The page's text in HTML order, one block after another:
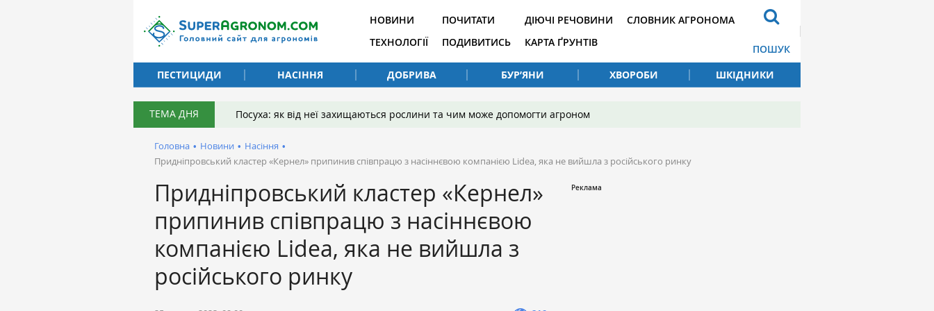
НОВИНИ
ТЕХНОЛОГІЇ
ПОЧИТАТИ
ПОДИВИТИСЬ
ДІЮЧІ РЕЧОВИНИ
КАРТА ҐРУНТІВ
СЛОВНИК АГРОНОМА
ПОШУК
ПЕСТИЦИДИ
НАСІННЯ ДОБРИВА БУР’ЯНИ ХВОРОБИ ШКІДНИКИ
ТЕМА ДНЯ Посуха: як від неї захищаються рослини та чим може допомогти агроном
Головна • Новини • Насіння •
Придніпровський кластер «Кернел» припинив співпрацю з насіннєвою компанією Lidea, яка не вийшла з російського ринку
Придніпровський кластер «Кернел»
припинив співпрацю з насіннєвою
компанією Lidea, яка не вийшла з
російського ринку